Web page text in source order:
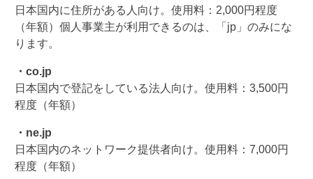
日本国内に住所がある人向け。使用料：2,000円程度
（年額）個人事業主が利用できるのは、「jp」のみにな
ります。
・co.jp
日本国内で登記をしている法人向け。使用料：3,500円
程度（年額）
・ne.jp
日本国内のネットワーク提供者向け。使用料：7,000円
程度（年額）